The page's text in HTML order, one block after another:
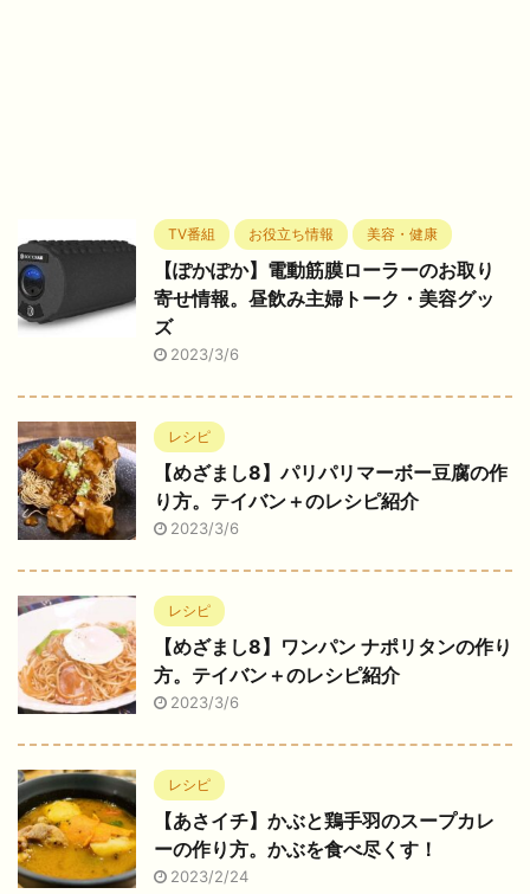
TV番組 お役立ち情報 美容・健康
【ぽかぽか】電動筋膜ローラーのお取り
寄せ情報。昼飲み主婦トーク・美容グッ
ズ
2023/3/6
レシピ
【めざまし8】パリパリマーボー豆腐の作
り方。テイバン＋のレシピ紹介
2023/3/6
レシピ
【めざまし8】ワンパン ナポリタンの作り
方。テイバン＋のレシピ紹介
2023/3/6
レシピ
【あさイチ】かぶと鶏手羽のスープカレ
ーの作り方。かぶを食べ尽くす！
2023/2/24